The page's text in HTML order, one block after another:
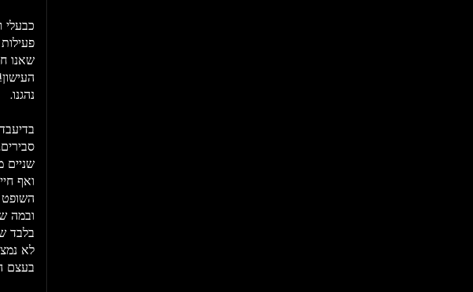
כבעלי
שאנו
נהגנו.
שניים
ואף
ובמה
בלבד
לא
בעצם